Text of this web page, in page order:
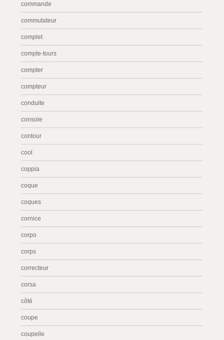
commande
commutateur
complet
compte-tours
compter
compteur
conduite
console
contour
cool
coppia
coque
coques
cornice
corpo
corps
correcteur
corsa
côté
coupe
coupelle